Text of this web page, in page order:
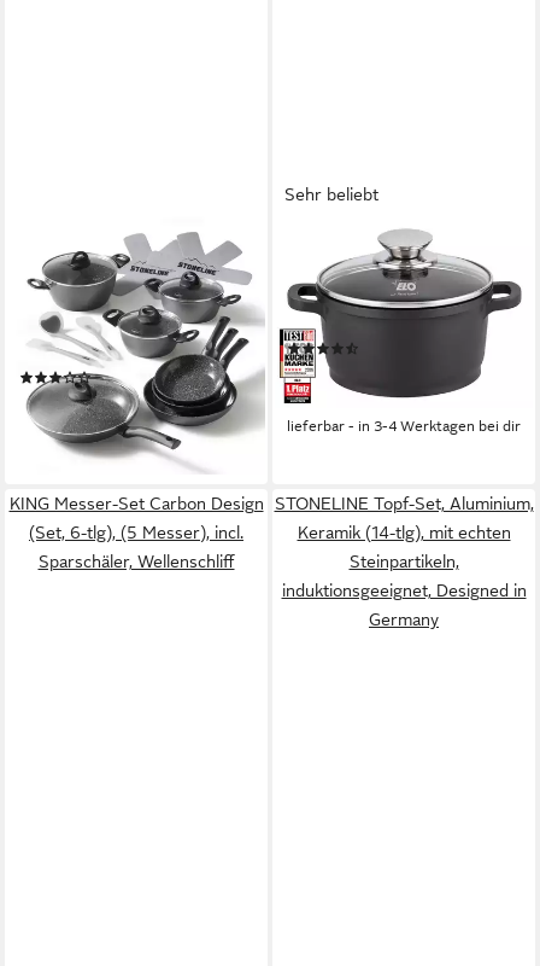
Topf-Set, Aluminium, Keramik
(16-tlg), mit echten
Steinpartikeln,
induktionsgeeignet, Designed
in Germany(10)
199,95 € UVP489,95 €
-59%
lieferbar - in 2-3 Werktagen bei dir
Sehr beliebt
Kochtopf Alucast,
Aluminiumguss (1-tlg),
Induktion
ab 22,49 €
-46%
lieferbar - in 3-4 Werktagen bei dir
KING Messer-Set Carbon Design
(Set, 6-tlg), (5 Messer), incl.
Sparschäler, Wellenschliff
STONELINE Topf-Set, Aluminium,
Keramik (14-tlg), mit echten
Steinpartikeln,
induktionsgeeignet, Designed in
Germany